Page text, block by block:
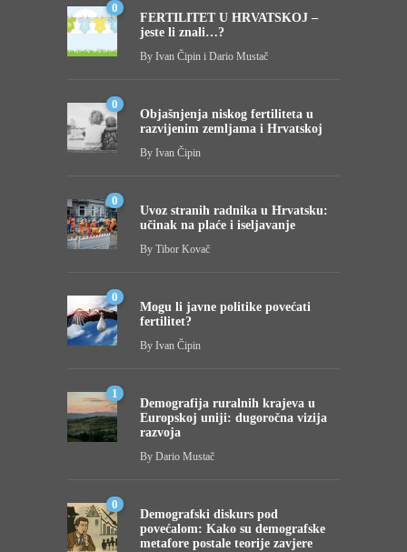
0
FERTILITET U HRVATSKOJ –
jeste li znali…?
By Ivan Čipin i Dario Mustač
0
Objašnjenja niskog fertiliteta u
razvijenim zemljama i Hrvatskoj
By Ivan Čipin
0
Uvoz stranih radnika u Hrvatsku:
učinak na plaće i iseljavanje
By Tibor Kovač
0
Mogu li javne politike povećati
fertilitet?
By Ivan Čipin
1
Demografija ruralnih krajeva u
Europskoj uniji: dugoročna vizija
razvoja
By Dario Mustač
0
Demografski diskurs pod
povećalom: Kako su demografske
metafore postale teorije zavjere